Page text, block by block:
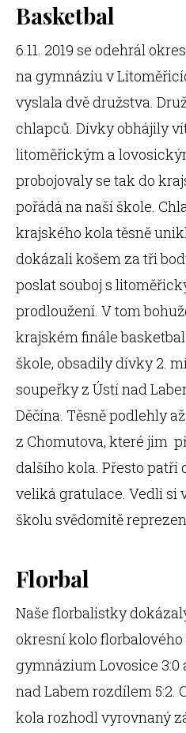
Basketbal
6.11. 2019 se odehrál
na gymnáziu v
vyslala dvě družstva.
chlapců. Dívky obhájily
litoměřickým a
probojovaly se tak do
pořádá na naší škole.
krajského kola těsně
dokázali košem za tři
poslat souboj s
prodloužení. V tom
krajském finále
škole, obsadily dívky 2.
soupeřky z Ústí nad
Děčína. Těsně podlehly
z Chomutova, které jim
dalšího kola. Přesto
veliká gratulace. Vedli si
školu svědomitě
Florbal
Naše florbalistky
okresní kolo
gymnázium Lovosice 3:0
nad Labem rozdílem 5:2.
kola rozhodl vyrovnaný